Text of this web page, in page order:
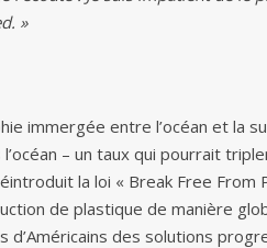
»
immergée entre l’océan et la
– un taux qui pourrait
la loi « Break Free From
de plastique de manière
des solutions